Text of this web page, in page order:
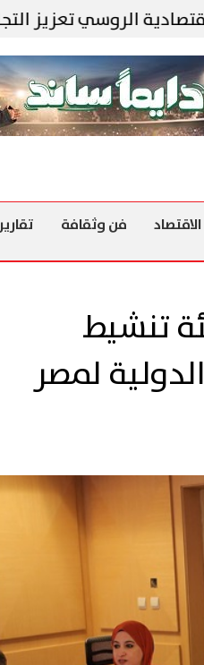
تعزيز التجارة
الاقتصاد فن وثقافة
تنشيط
لمصر